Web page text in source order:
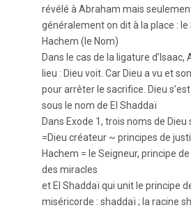
révélé à Abraham mais
généralement on dit à la place :
Hachem (le Nom)
Dans le cas de la ligature
lieu : Dieu voit. Car Dieu a vu et
pour arrêter le sacrifice. Dieu
sous le nom de El Shaddaï
Dans Exode 1, trois noms de Dieu
=Dieu créateur ~ principes de
Hachem = le Seigneur, principe
des miracles
et El Shaddaï qui unit le principe
miséricorde : shaddaï ; la racine